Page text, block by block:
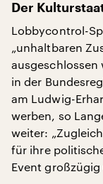
Der
Lobbycontrol-
„unhaltbaren
ausgeschlossen
in der
am Ludwig-
werben, so
weiter:
für ihre
Event